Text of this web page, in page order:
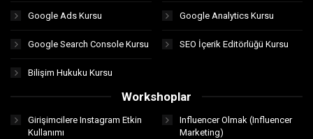
Google Ads Kursu Google Analytics Kursu
Google Search Console Kursu SEO İçerik Editörlüğü Kursu
Bilişim Hukuku Kursu
Workshoplar
Girişimcilere Instagram Etkin
Kullanımı
Influencer Olmak (Influencer
Marketing)